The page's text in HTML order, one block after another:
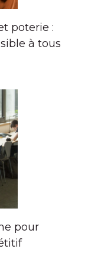
poterie :
à tous
pour